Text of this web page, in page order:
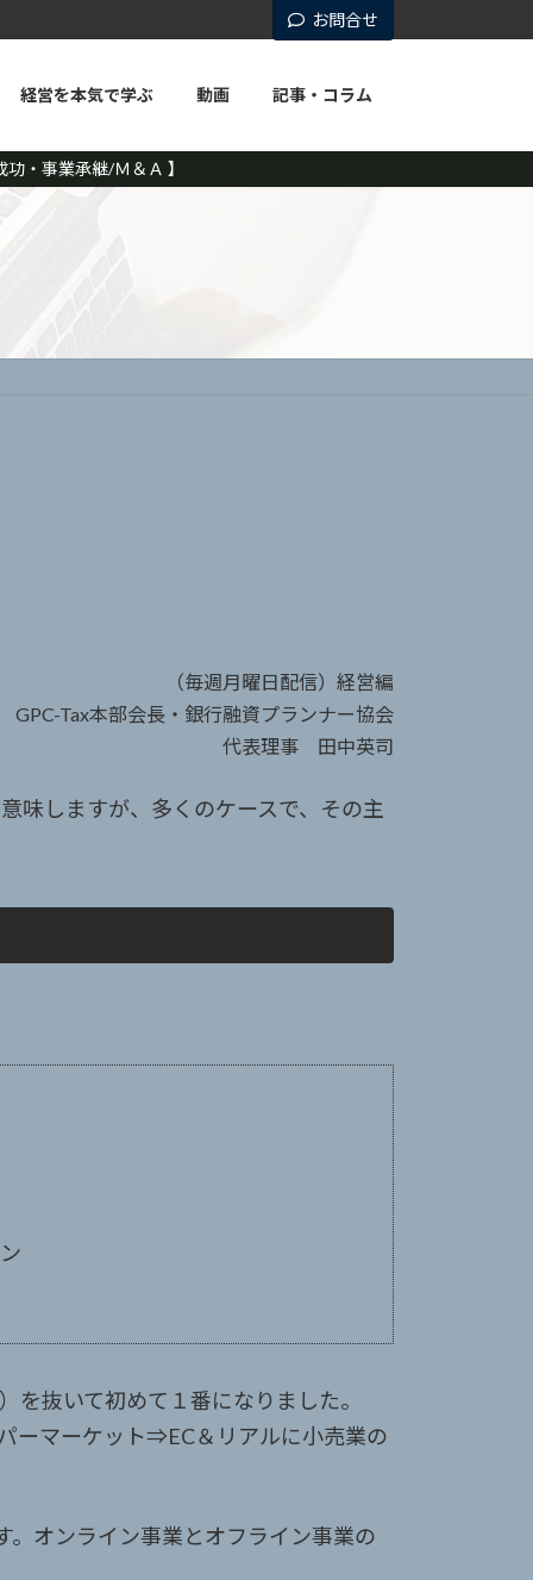
お問合せ
経営を本気で学ぶ 動画 記事・コラム
・事業承継/Ｍ＆Ａ 】
（毎週月曜日配信）経営編
GPC-Tax本部会長・銀行融資プランナー協会
代表理事 田中英司
味しますが、多くのケースで、その主
抜いて初めて１番になりました。
ーマーケット⇒EC＆リアルに小売業の
オンライン事業とオフライン事業の